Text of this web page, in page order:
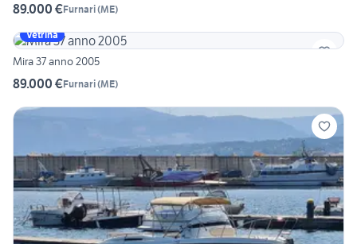
89.000 €Furnari(ME)
Vetrina
Mira 37 anno 2005
89.000 €Furnari(ME)